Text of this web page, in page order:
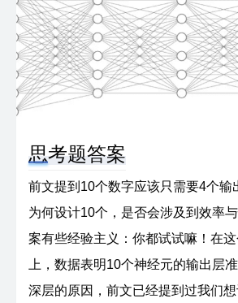
思考题答案
前文提到10个数字应该只需要4个输
为何设计10个，是否会涉及到效率
案有些经验主义：你都试试嘛！在
上，数据表明10个神经元的输出层
深层的原因，前文已经提到过我们